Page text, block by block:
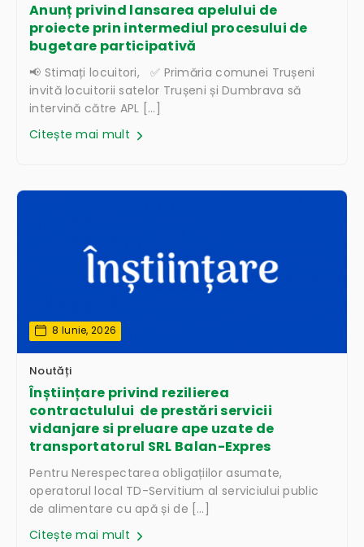
Anunț privind lansarea apelului de
proiecte prin intermediul procesului de
bugetare participativă
📢 Stimați locuitori, ✅ Primăria comunei Trușeni
invită locuitorii satelor Trușeni și Dumbrava să
intervină către APL […]
Citește mai mult
8 Iunie, 2026
Noutăți
Înștiințare privind rezilierea
contractulului de prestări servicii
vidanjare si preluare ape uzate de
transportatorul SRL Balan-Expres
Pentru Nerespectarea obligațiilor asumate,
operatorul local TD-Servitium al serviciului public
de alimentare cu apă și de […]
Citește mai mult